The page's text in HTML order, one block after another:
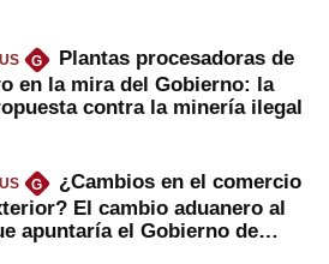
G
Plantas procesadoras de
en la mira del Gobierno: la
contra la minería ilegal
G
¿Cambios en el comercio
El cambio aduanero al
apuntaría el Gobierno de